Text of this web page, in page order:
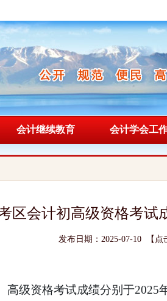
会计继续教育 会计学会工
区会计初高级资格考
发布日期：2025-07-10 【点
级资格考试成绩分别于2025